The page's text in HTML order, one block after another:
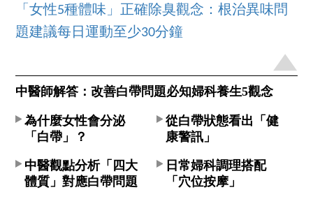
「女性5種體味」正確除臭觀念：根治異味問
題建議每日運動至少30分鐘
中醫師解答：改善白帶問題必知婦科養生5觀念
為什麼女性會分泌
「白帶」？
從白帶狀態看出「健
康警訊」
中醫觀點分析「四大
體質」對應白帶問題
日常婦科調理搭配
「穴位按摩」